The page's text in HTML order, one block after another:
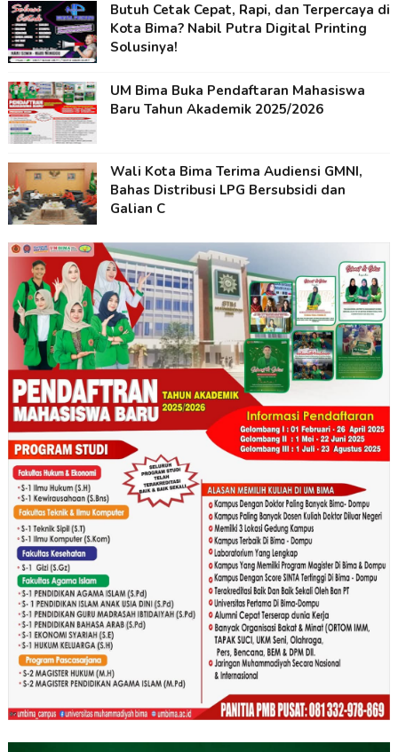
Butuh Cetak Cepat, Rapi, dan Terpercaya di
Kota Bima? Nabil Putra Digital Printing
Solusinya!
UM Bima Buka Pendaftaran Mahasiswa
Baru Tahun Akademik 2025/2026
Wali Kota Bima Terima Audiensi GMNI,
Bahas Distribusi LPG Bersubsidi dan
Galian C